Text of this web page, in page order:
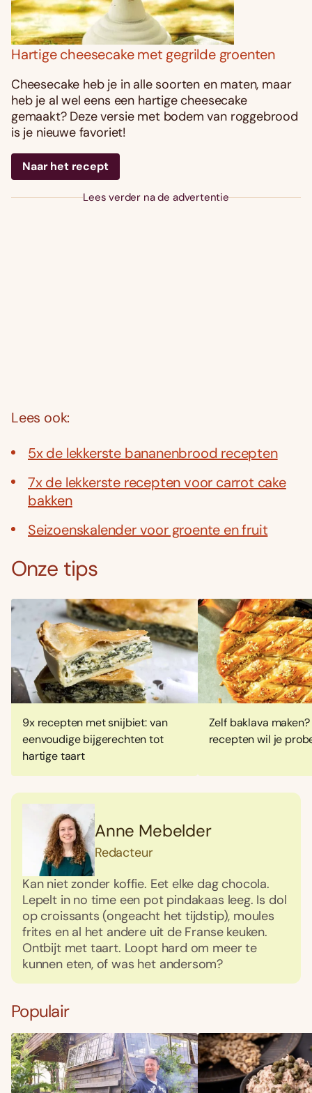
Hartige cheesecake met gegrilde groenten
Cheesecake heb je in alle soorten en maten, maar
heb je al wel eens een hartige cheesecake
gemaakt? Deze versie met bodem van roggebrood
is je nieuwe favoriet!
Naar het recept
Lees verder na de advertentie
Lees ook:
5x de lekkerste bananenbrood recepten
7x de lekkerste recepten voor carrot cake
bakken
Seizoenskalender voor groente en fruit
Onze tips
9x recepten met snijbiet: van
eenvoudige bijgerechten tot
hartige taart
Zelf baklava
recepten wil je
Anne Mebelder
Redacteur
Kan niet zonder koffie. Eet elke dag chocola.
Lepelt in no time een pot pindakaas leeg. Is dol
op croissants (ongeacht het tijdstip), moules
frites en al het andere uit de Franse keuken.
Ontbijt met taart. Loopt hard om meer te
kunnen eten, of was het andersom?
Populair